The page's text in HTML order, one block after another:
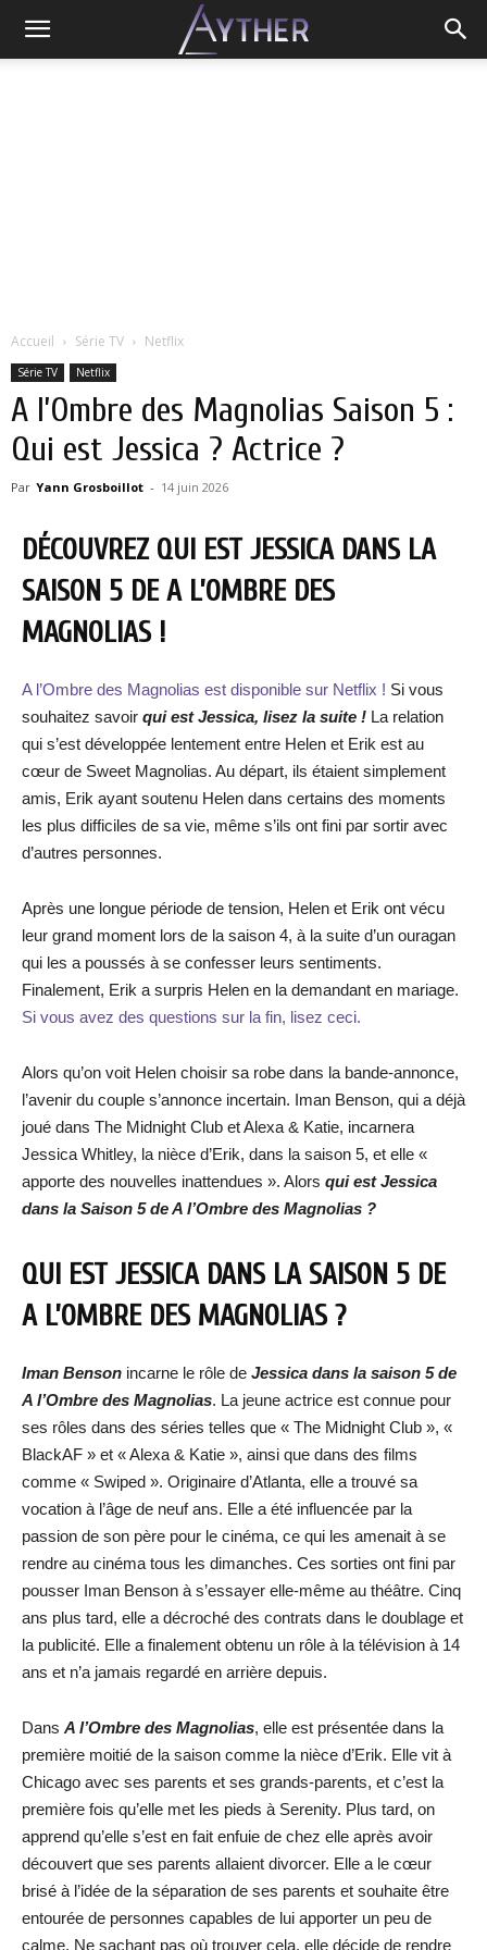
Accueil Série TV Netflix
Série TV Netflix
A l’Ombre des Magnolias Saison 5 :
Qui est Jessica ? Actrice ?
Par Yann Grosboillot - 14 juin 2026
DÉCOUVREZ QUI EST JESSICA DANS LA
SAISON 5 DE A L’OMBRE DES
MAGNOLIAS !
A l’Ombre des Magnolias est disponible sur Netflix ! Si vous
souhaitez savoir qui est Jessica, lisez la suite ! La relation
qui s’est développée lentement entre Helen et Erik est au
cœur de Sweet Magnolias. Au départ, ils étaient simplement
amis, Erik ayant soutenu Helen dans certains des moments
les plus difficiles de sa vie, même s’ils ont fini par sortir avec
d’autres personnes.
Après une longue période de tension, Helen et Erik ont vécu
leur grand moment lors de la saison 4, à la suite d’un ouragan
qui les a poussés à se confesser leurs sentiments.
Finalement, Erik a surpris Helen en la demandant en mariage.
Si vous avez des questions sur la fin, lisez ceci.
Alors qu’on voit Helen choisir sa robe dans la bande-annonce,
l’avenir du couple s’annonce incertain. Iman Benson, qui a déjà
joué dans The Midnight Club et Alexa & Katie, incarnera
Jessica Whitley, la nièce d’Erik, dans la saison 5, et elle «
apporte des nouvelles inattendues ». Alors qui est Jessica
dans la Saison 5 de A l’Ombre des Magnolias ?
QUI EST JESSICA DANS LA SAISON 5 DE
A L’OMBRE DES MAGNOLIAS ?
Iman Benson incarne le rôle de Jessica dans la saison 5 de
A l’Ombre des Magnolias. La jeune actrice est connue pour
ses rôles dans des séries telles que « The Midnight Club », «
BlackAF » et « Alexa & Katie », ainsi que dans des films
comme « Swiped ». Originaire d’Atlanta, elle a trouvé sa
vocation à l’âge de neuf ans. Elle a été influencée par la
passion de son père pour le cinéma, ce qui les amenait à se
rendre au cinéma tous les dimanches. Ces sorties ont fini par
pousser Iman Benson à s’essayer elle-même au théâtre. Cinq
ans plus tard, elle a décroché des contrats dans le doublage et
la publicité. Elle a finalement obtenu un rôle à la télévision à 14
ans et n’a jamais regardé en arrière depuis.
Dans A l’Ombre des Magnolias, elle est présentée dans la
première moitié de la saison comme la nièce d’Erik. Elle vit à
Chicago avec ses parents et ses grands-parents, et c’est la
première fois qu’elle met les pieds à Serenity. Plus tard, on
apprend qu’elle s’est en fait enfuie de chez elle après avoir
découvert que ses parents allaient divorcer. Elle a le cœur
brisé à l’idée de la séparation de ses parents et souhaite être
entourée de personnes capables de lui apporter un peu de
calme. Ne sachant pas où trouver cela, elle décide de rendre